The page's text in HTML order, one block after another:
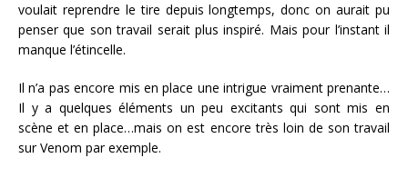
voulait reprendre le tire depuis longtemps, donc on aurait pu
penser que son travail serait plus inspiré. Mais pour l’instant il
manque l’étincelle.
Il n’a pas encore mis en place une intrigue vraiment prenante…
Il y a quelques éléments un peu excitants qui sont mis en
scène et en place…mais on est encore très loin de son travail
sur Venom par exemple.